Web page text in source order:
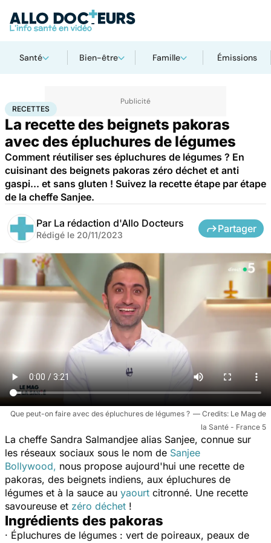
Santé Bien-être Famille Émissions
AccueilBien-être Recettes
RECETTES
La recette des beignets pakoras
avec des épluchures de légumes
Comment réutiliser ses épluchures de légumes ? En
cuisinant des beignets pakoras zéro déchet et anti
gaspi... et sans gluten ! Suivez la recette étape par étape
de la cheffe Sanjee.
Par La rédaction d'Allo Docteurs
Rédigé le 20/11/2023
Partager
Que peut-on faire avec des épluchures de légumes ?
Le Mag de
la Santé - France 5
La cheffe Sandra Salmandjee alias Sanjee, connue sur
les réseaux sociaux sous le nom de Sanjee
Bollywood, nous propose aujourd'hui une recette de
pakoras, des beignets indiens, aux épluchures de
légumes et à la sauce au yaourt citronné. Une recette
savoureuse et zéro déchet !
Ingrédients des pakoras
· Épluchures de légumes : vert de poireaux, peaux de